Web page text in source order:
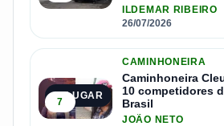
ILDEMAR RIBEIRO
26/07/2026
4º LUGAR
7
CAMINHONEIRA
Caminhoneira
10 competidores
Brasil
JOÃO NETO